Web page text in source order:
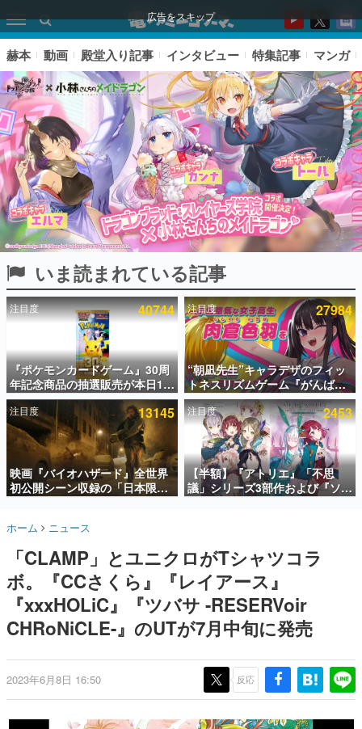
広告をスキップ
ピックアップ
電ファミのいま読まれている記事ランキング
アプリセール情報
インタビュー
連載・特集一覧
殿堂入り記事
SNS拡散数が数千以上！ ページビュー数万以上！ などな
ど。多くの人々に読まれた、電ファミ渾身の“殿堂入り”記
事をまとめました。
名作ゲームクリエイターの方々に製作時のエピソードをお
きます。
赫本
この物語を解いてはいけない。『赫本』は、〈試験問題〉
の形をした短編ホラー小説集です。
これからのデジタルゲーム市場を担う若きクリエイター達
の姿を追い、彼らのルーツと情熱を探っていきます。
ゲームに多大な影響を受けた作家さんに取材し、ゲームが
赫本 動画 殿堂入り記事 インタビュー 特集記事 マンガ
いま読まれている記事
注目度 40744
『ポケモンカードゲーム』30周
年記念商品の抽選販売が本日12
時より開始。拡張パック「30th
CELEBRATION」のボックス
に、「プレミアムデッキセット
エーフィ・ブラッキー」
「FUTURISTIC BOX」の計3商
品
注目度 27984
“朝凪先生”キャラデザのフィッ
トネスリズムゲーム『がんば
れ！チアリズム』Steamストア
ページが公開。キャラクターの
CVは陽向葵ゅかさん
注目度 13145
映画『バイオハザード』全世界
初公開シーン収録の「日本限
定」予告映像が解禁。バイオの
「ラクーンシティ総合病院」へ
注目度 2453
【半額】『アトリエ』「不思
議」シリーズ3部作および『ソフ
ィーのアトリエ2』公式画集の
んに収録
ホーム ニュース
「CLAMP」とユニクロがTシャツコラ
ボ。『CCさくら』『レイアース』
『xxxHOLiC』『ツバサ -RESERVoir
CHRoNiCLE-』のUTが7月中旬に発売
2023年6月8日 16:50 反応